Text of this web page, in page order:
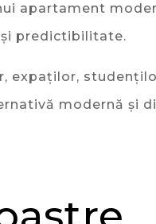
apartament
predictibilitate.
expaților,
modernă și